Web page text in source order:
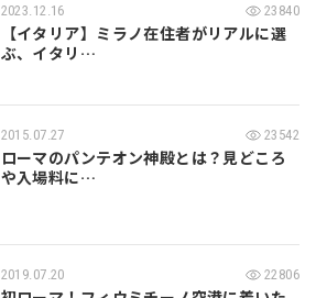
2023.12.16 23840
【イタリア】ミラノ在住者がリアルに選
ぶ、イタリ…
2015.07.27 23542
ローマのパンテオン神殿とは？見どころ
や入場料に…
2019.07.20 22806